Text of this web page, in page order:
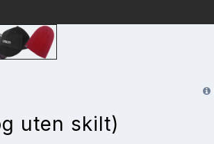
uten skilt)